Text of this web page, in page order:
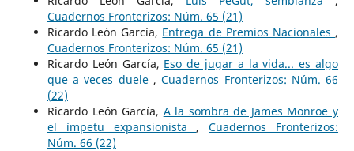
Cuadernos Fronterizos: Núm. 65 (21)
Ricardo León García, Entrega de Premios Nacionales ,
Cuadernos Fronterizos: Núm. 65 (21)
Ricardo León García, Eso de jugar a la vida... es algo
que a veces duele ,Cuadernos Fronterizos: Núm. 66
(22)
Ricardo León García, A la sombra de James Monroe y
el ímpetu expansionista ,Cuadernos Fronterizos:
Núm. 66 (22)